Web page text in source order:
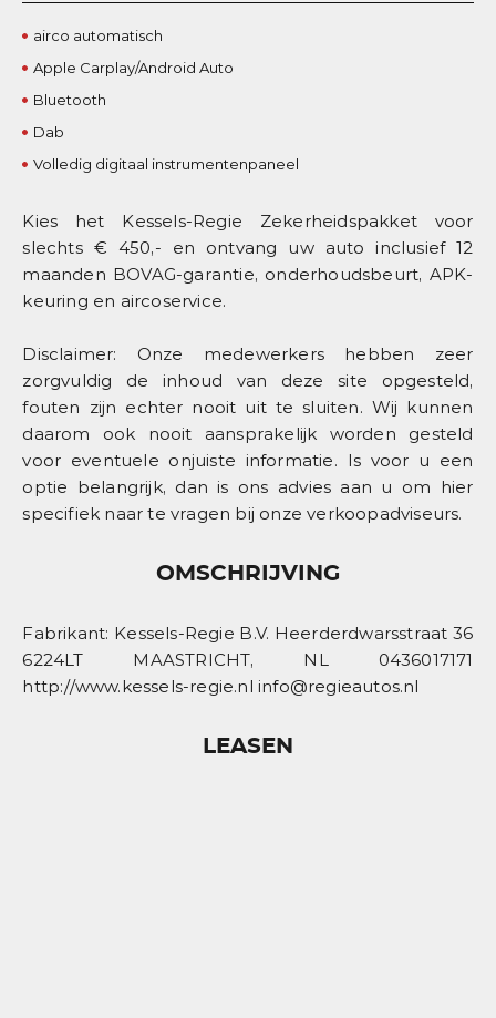
airco automatisch
Apple Carplay/Android Auto
Bluetooth
Dab
Volledig digitaal instrumentenpaneel
Kies het Kessels-Regie Zekerheidspakket voor
slechts € 450,- en ontvang uw auto inclusief 12
maanden BOVAG-garantie, onderhoudsbeurt, APK-
keuring en aircoservice.
Disclaimer: Onze medewerkers hebben zeer
zorgvuldig de inhoud van deze site opgesteld,
fouten zijn echter nooit uit te sluiten. Wij kunnen
daarom ook nooit aansprakelijk worden gesteld
voor eventuele onjuiste informatie. Is voor u een
optie belangrijk, dan is ons advies aan u om hier
specifiek naar te vragen bij onze verkoopadviseurs.
OMSCHRIJVING
Fabrikant: Kessels-Regie B.V. Heerderdwarsstraat 36
6224LT MAASTRICHT, NL 0436017171
http://www.kessels-regie.nl info@regieautos.nl
LEASEN